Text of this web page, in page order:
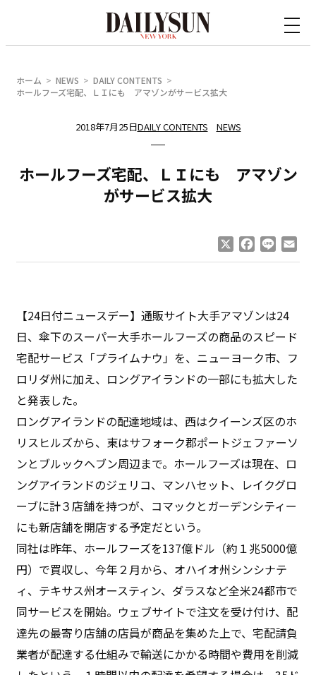
ホーム NEWS
DAILY CONTENTS
ホールフーズ宅配、ＬＩにも アマゾンがサービス拡大
2018年7月25日DAILY CONTENTS NEWS
ホールフーズ宅配、ＬＩにも アマゾン
がサービス拡大
Facebook
Line
【24日付ニュースデー】通販サイト大手アマゾンは24
日、傘下のスーパー大手ホールフーズの商品のスピード
宅配サービス「プライムナウ」を、ニューヨーク市、フ
ロリダ州に加え、ロングアイランドの一部にも拡大した
と発表した。
ロングアイランドの配達地域は、西はクイーンズ区のホ
リスヒルズから、東はサフォーク郡ポートジェファーソ
ンとブルックヘブン周辺まで。ホールフーズは現在、ロ
ングアイランドのジェリコ、マンハセット、レイクグロ
ーブに計３店舗を持つが、コマックとガーデンシティー
にも新店舗を開店する予定だという。
同社は昨年、ホールフーズを137億ドル（約１兆5000億
円）で買収し、今年２月から、オハイオ州シンシナテ
ィ、テキサス州オースティン、ダラスなど全米24都市で
同サービスを開始。ウェブサイトで注文を受け付け、配
達先の最寄り店舗の店員が商品を集めた上で、宅配請負
業者が配達する仕組みで輸送にかかる時間や費用を削減